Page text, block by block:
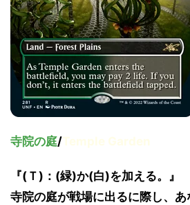
寺院の庭/Temple Garden
『(Ｔ)：(緑)か(白)を加える。』
寺院の庭が戦場に出るに際し、